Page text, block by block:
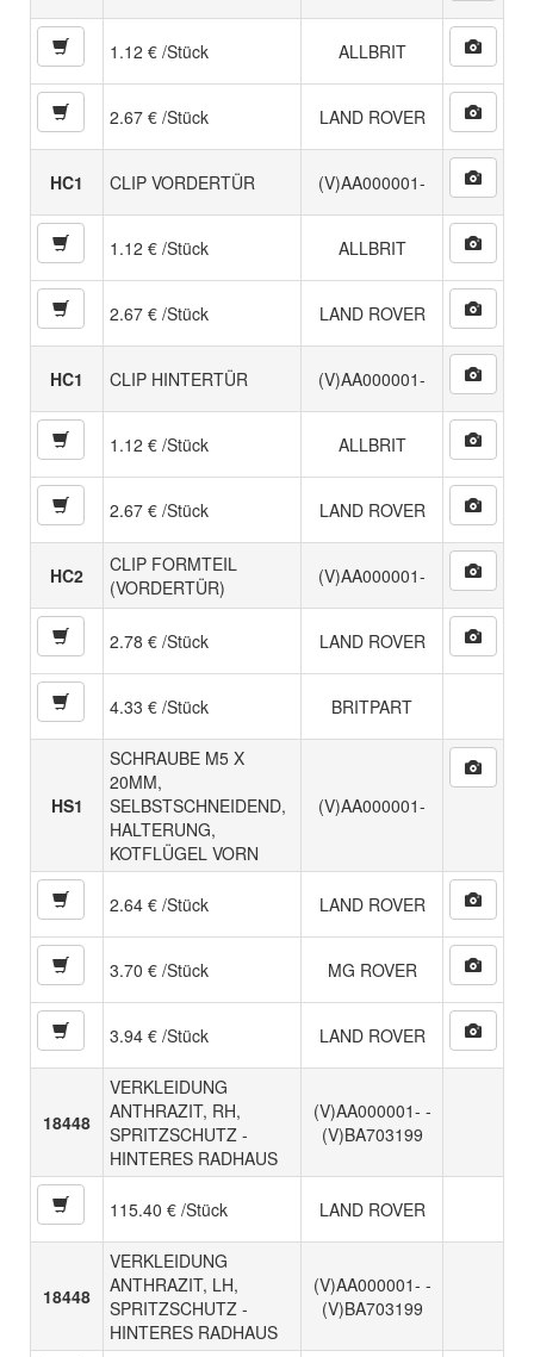
1.12 € /Stück ALLBRIT
2.67 € /Stück LAND ROVER
HC1 CLIP VORDERTÜR (V)AA000001-
1.12 € /Stück ALLBRIT
2.67 € /Stück LAND ROVER
HC1 CLIP HINTERTÜR (V)AA000001-
1.12 € /Stück ALLBRIT
2.67 € /Stück LAND ROVER
HC2
CLIP FORMTEIL
(VORDERTÜR)
(V)AA000001-
2.78 € /Stück LAND ROVER
4.33 € /Stück BRITPART
HS1
SCHRAUBE M5 X
20MM,
SELBSTSCHNEIDEND,
HALTERUNG,
KOTFLÜGEL VORN
(V)AA000001-
2.64 € /Stück LAND ROVER
3.70 € /Stück MG ROVER
3.94 € /Stück LAND ROVER
18448
VERKLEIDUNG
ANTHRAZIT, RH,
SPRITZSCHUTZ -
HINTERES RADHAUS
(V)AA000001- -
(V)BA703199
115.40 € /Stück LAND ROVER
18448
VERKLEIDUNG
ANTHRAZIT, LH,
SPRITZSCHUTZ -
HINTERES RADHAUS
(V)AA000001- -
(V)BA703199